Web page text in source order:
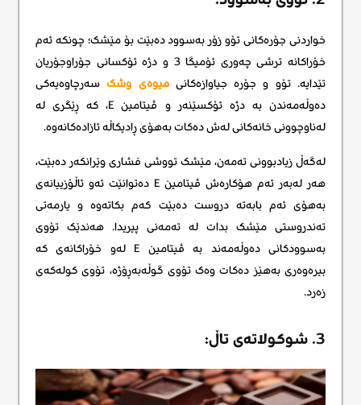
خواردنی جۆرەکانی تۆو زۆر بەسوود دەبێت بۆ مێشک؛ چونکە ئەم
خۆراکانە ترشی چەوری ئۆمیگا 3 و دژە ئۆکسانی جۆراوجۆریان
تێدایە. تۆو و جۆرە جیاوازەکانیمیوەی وشکسەرچاوەیەکی
دەوڵەمەندن بە دژە ئۆکسێنەر و ڤیتامین E، کە ڕێگری لە
لەناوچوونی خانەکانی لەش دەکات بەهۆی ڕادیکاڵە ئازادەکانەوە.
لەگەڵ زیادبوونی تەمەن، مێشک تووشی فشاری وێرانکەر دەبێت،
هەر لەبەر ئەم هۆکارەش ​​ڤیتامین E دەتوانێت ئەو ئاڵۆزییانەی
بەهۆی ئەم بابەتە دروست دەبێت کەم بکاتەوە و یارمەتی
تەندروستی مێشک بدات لە تەمەنی پیریدا. هەندێک تۆوی
بەسوودکانی دەوڵەمەند بە ڤیتامین E لەو خۆراکانەی کە
بیرەوەری بەهێز دەکات وەک تۆوی گوڵەبەڕۆژە، تۆوی کوله‌که‌ی
زه‌رد.
3. شوکولاتەی تاڵ: